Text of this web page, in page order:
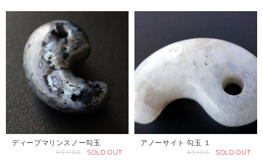
ディープマリンスノー勾玉
¥3,980
SOLD OUT
アノーサイト 勾玉 １
¥5,100
SOLD OUT